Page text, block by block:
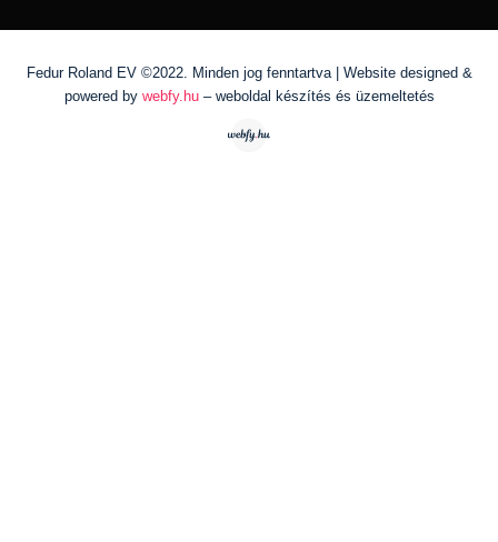
Fedur Roland EV ©2022. Minden jog fenntartva | Website designed &
powered by webfy.hu – weboldal készítés és üzemeltetés